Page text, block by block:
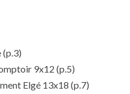
(p.3)
9x12 (p.5)
Elgé 13x18 (p.7)